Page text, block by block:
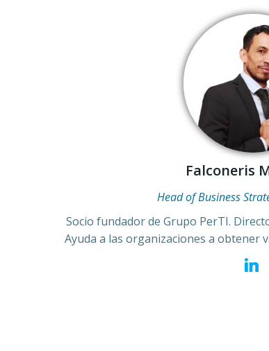
Falconeris
Head of Business
Socio fundador de Grupo PerTI.
Ayuda a las organizaciones a obtener